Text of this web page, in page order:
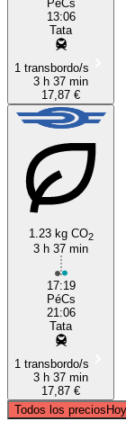
PéCs
13:06
Tata
1 transbordo/s
3 h 37 min
17,87 €
1.23 kg CO2
3 h 37 min
17:19
PéCs
21:06
Tata
1 transbordo/s
3 h 37 min
17,87 €
Todos los preciosHoy